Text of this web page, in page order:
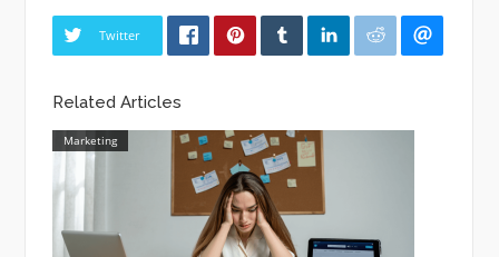
Twitter
Related Articles
Marketing